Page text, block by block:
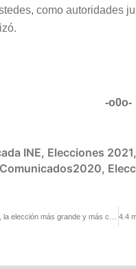
como autoridades
-o0o-
INE, Elecciones 2021,
Comunicados2020,